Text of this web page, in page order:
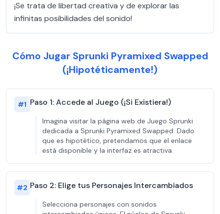
¡Se trata de libertad creativa y de explorar las
infinitas posibilidades del sonido!
Cómo Jugar Sprunki Pyramixed Swapped
(¡Hipotéticamente!)
#1 Paso 1: Accede al Juego (¡Si Existiera!)
Imagina visitar la página web de Juego Sprunki
dedicada a Sprunki Pyramixed Swapped. Dado
que es hipotético, pretendamos que el enlace
está disponible y la interfaz es atractiva.
#2 Paso 2: Elige tus Personajes Intercambiados
Selecciona personajes con sonidos